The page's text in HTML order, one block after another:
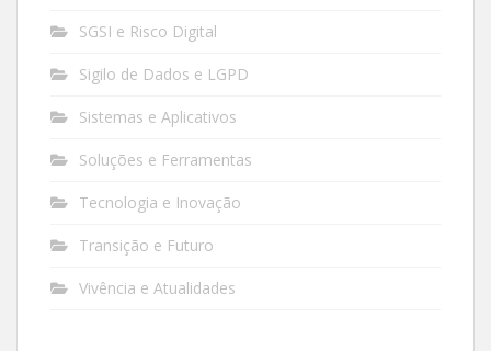
SGSI e Risco Digital
Sigilo de Dados e LGPD
Sistemas e Aplicativos
Soluções e Ferramentas
Tecnologia e Inovação
Transição e Futuro
Vivência e Atualidades